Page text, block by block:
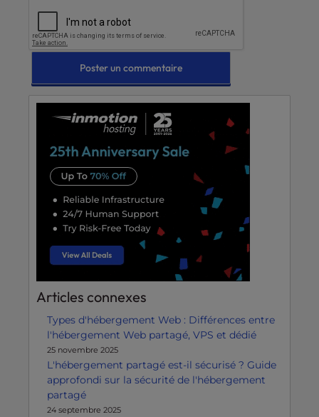
Articles connexes
Types d'hébergement Web : Différences entre
l'hébergement Web partagé, VPS et dédié
25 novembre 2025
L'hébergement partagé est-il sécurisé ? Guide
approfondi sur la sécurité de l'hébergement
partagé
24 septembre 2025